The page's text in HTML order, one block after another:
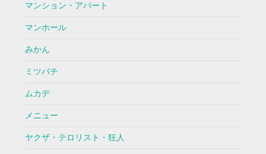
マンション・アパート
マンホール
みかん
ミツバチ
ムカデ
メニュー
ヤクザ・テロリスト・狂人